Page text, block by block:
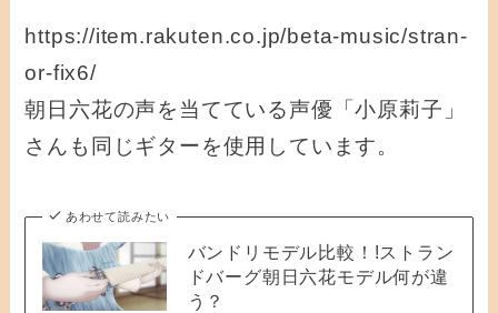
https://item.rakuten.co.jp/beta-music/stran-
or-fix6/
朝日六花の声を当てている声優「小原莉子」
さんも同じギターを使用しています。
あわせて読みたい
バンドリモデル比較！!ストラン
ドバーグ朝日六花モデル何が違
う？